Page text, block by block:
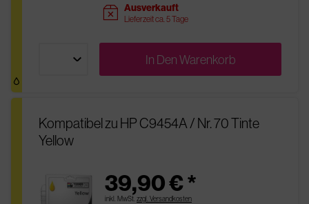
sold Ausverkauft
Lieferzeit ca. 5 Tage
In DenWarenkorb
Kompatibel zu HP C9454A / Nr. 70 Tinte
Yellow
39,90 € *
inkl. MwSt. zzgl. Versandkosten